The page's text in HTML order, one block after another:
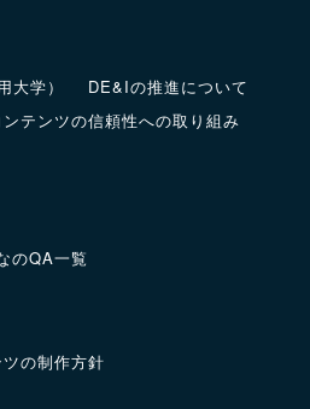
大学）
DE&Iの推進について
テンツの信頼性への取り組み
のQA一覧
の制作方針